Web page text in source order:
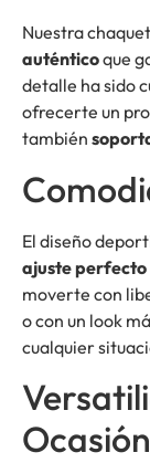
Nuestra
auténticoque
detalle ha sido
ofrecerte un
también
El diseño
ajuste perfecto
moverte con
o con un look
cualquier
Ocasión